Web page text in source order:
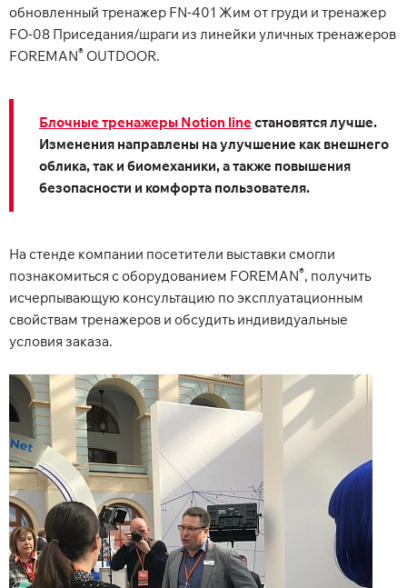
обновленный тренажер FN-401 Жим от груди и тренажер
FO-08 Приседания/шраги из линейки уличных тренажеров
FOREMAN® OUTDOOR.
Блочные тренажеры Notion line становятся лучше.
Изменения направлены на улучшение как внешнего
облика, так и биомеханики, а также повышения
безопасности и комфорта пользователя.
На стенде компании посетители выставки смогли
познакомиться с оборудованием FOREMAN®, получить
исчерпывающую консультацию по эксплуатационным
свойствам тренажеров и обсудить индивидуальные
условия заказа.